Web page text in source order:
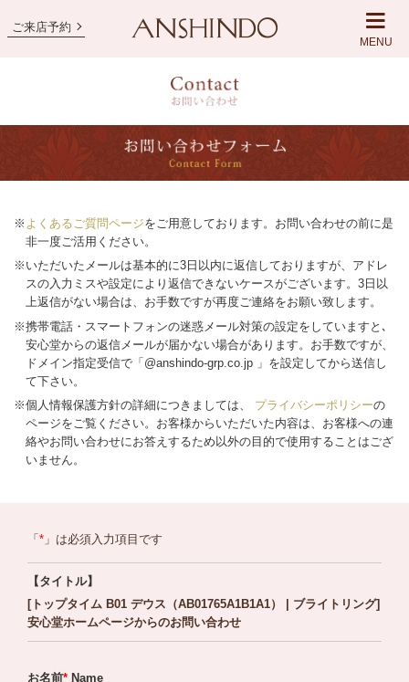
ご来店予約
MENU
※ よくあるご質問ページをご用意しております。お問い合わせの前に是
非一度ご活用ください。
※いただいたメールは基本的に3日以内に返信しておりますが、アドレ
スの入力ミスや設定により返信できないケースがございます。3日以
上返信がない場合は、お手数ですが再度ご連絡をお願い致します。
※携帯電話・スマートフォンの迷惑メール対策の設定をしていますと､
安心堂からの返信メールが届かない場合があります。お手数ですが、
ドメイン指定受信で「@anshindo-grp.co.jp 」を設定してから送信し
て下さい。
※個人情報保護方針の詳細につきましては、 プライバシーポリシーの
ページをご覧ください。お客様からいただいた内容は、お客様への連
絡やお問い合わせにお答えするため以外の目的で使用することはござ
いません。
「 」は必須入力項目です
【タイトル】
[トップタイム B01 デウス（AB01765A1B1A1） | ブライトリング]
安心堂ホームページからのお問い合わせ
お名前 Name